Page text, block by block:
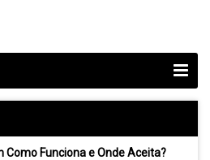
Como Funciona e Onde Aceita?